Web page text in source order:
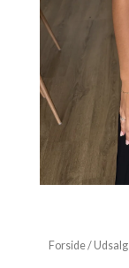
Forside/ Udsalg